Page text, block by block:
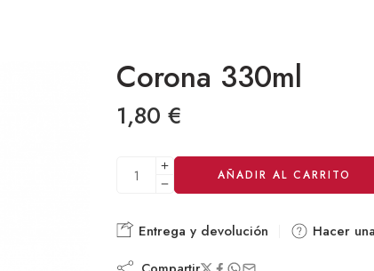
Corona 330ml
1,80 €
AÑADIR AL CARRITO
Alternative:
Entrega y devolución Hacer